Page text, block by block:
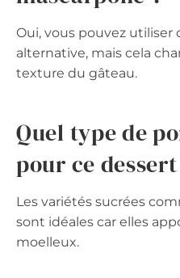
Oui, vous pouvez utiliser
alternative, mais cela
texture du gâteau.
Quel type de
pour ce
Les variétés sucrées
sont idéales car elles
moelleux.